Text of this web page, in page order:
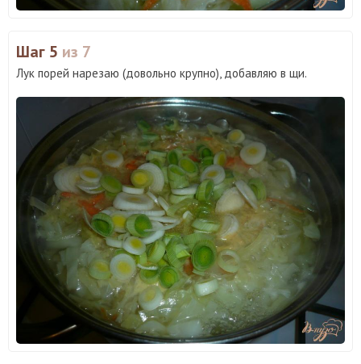
Шаг 5 из 7
Лук порей нарезаю (довольно крупно), добавляю в щи.